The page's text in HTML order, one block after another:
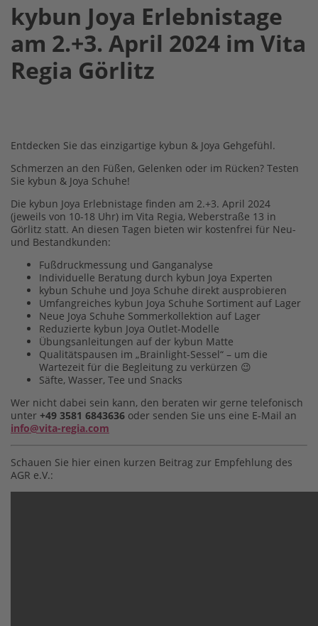
kybun Joya Erlebnistage
am 2.+3. April 2024 im Vita
Regia Görlitz
Entdecken Sie das einzigartige kybun & Joya Gehgefühl.
Schmerzen an den Füßen, Gelenken oder im Rücken? Testen
Sie kybun & Joya Schuhe!
Die kybun Joya Erlebnistage finden am 2.+3. April 2024
(jeweils von 10-18 Uhr) im Vita Regia, Weberstraße 13 in
Görlitz statt. An diesen Tagen bieten wir kostenfrei für Neu-
und Bestandkunden:
Fußdruckmessung und Ganganalyse
Individuelle Beratung durch kybun Joya Experten
kybun Schuhe und Joya Schuhe direkt ausprobieren
Umfangreiches kybun Joya Schuhe Sortiment auf Lager
Neue Joya Schuhe Sommerkollektion auf Lager
Reduzierte kybun Joya Outlet-Modelle
Übungsanleitungen auf der kybun Matte
Qualitätspausen im „Brainlight-Sessel“ – um die
Wartezeit für die Begleitung zu verkürzen 😉
Säfte, Wasser, Tee und Snacks
Wer nicht dabei sein kann, den beraten wir gerne telefonisch
unter +49 3581 6843636 oder senden Sie uns eine E-Mail an
info@vita-regia.com
Schauen Sie hier einen kurzen Beitrag zur Empfehlung des
AGR e.V.: